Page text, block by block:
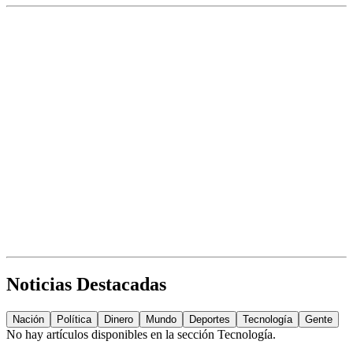
Noticias Destacadas
Nación Política Dinero Mundo Deportes Tecnología Gente
No hay artículos disponibles en la sección Tecnología.